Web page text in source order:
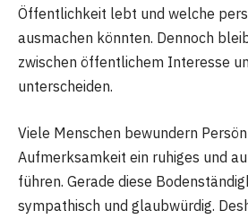
Öffentlichkeit lebt und welche
ausmachen könnten. Dennoch
zwischen öffentlichem Interesse
unterscheiden.
Viele Menschen bewundern
Aufmerksamkeit ein ruhiges und
führen. Gerade diese
sympathisch und glaubwürdig.